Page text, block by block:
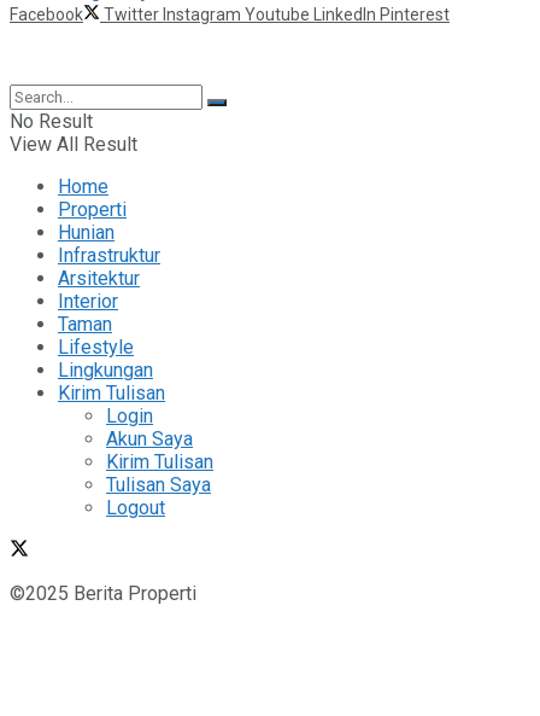
Facebook Twitter Instagram Youtube LinkedIn Pinterest
No Result
View All Result
Home
Properti
Hunian
Infrastruktur
Arsitektur
Interior
Taman
Lifestyle
Lingkungan
Kirim Tulisan
Login
Akun Saya
Kirim Tulisan
Tulisan Saya
Logout
©2025 Berita Properti